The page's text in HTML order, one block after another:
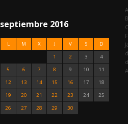
septiembre 2016
L M X J V S D
1 2 3
4
5
6 7 8 9 10
11
12
13 14 15 16 17
18
19
20 21 22 23 24
25
26
27 28 29 30